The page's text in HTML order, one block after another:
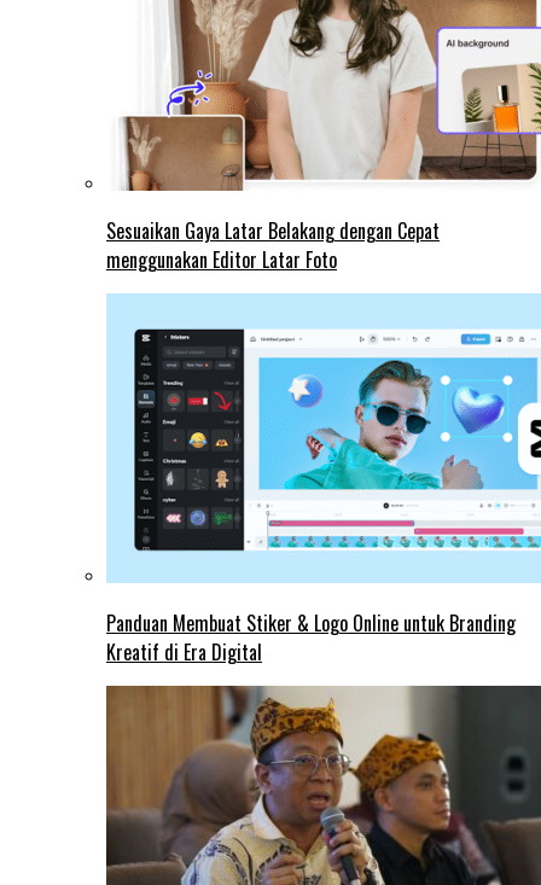
Sesuaikan Gaya Latar Belakang dengan Cepat
menggunakan Editor Latar Foto
Panduan Membuat Stiker & Logo Online untuk Branding
Kreatif di Era Digital